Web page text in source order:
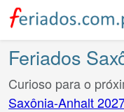
Feriados
Curioso para o
Saxônia-Anhalt